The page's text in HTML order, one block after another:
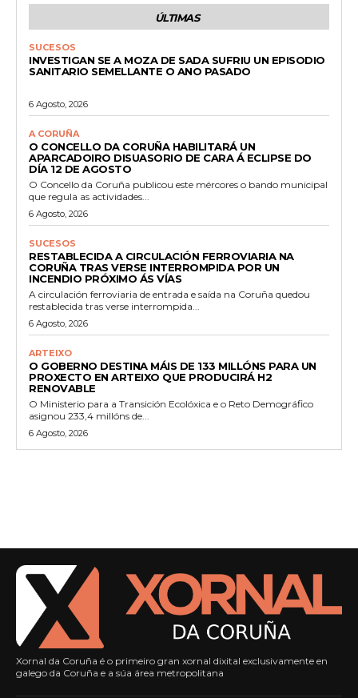
ÚLTIMAS
SUCESOS
INVESTIGAN SE A MOZA DE SADA SUFRIU UN EPISODIO
SANITARIO SEMELLANTE O ANO PASADO
6 Agosto, 2026
A CORUÑA
O CONCELLO DA CORUÑA HABILITARÁ UN
APARCADOIRO DISUASORIO DE CARA Á ECLIPSE DO
DÍA 12 DE AGOSTO
O Concello da Coruña publicou este mércores o bando municipal
que regula as actividades...
6 Agosto, 2026
SUCESOS
RESTABLECIDA A CIRCULACIÓN FERROVIARIA NA
CORUÑA TRAS VERSE INTERROMPIDA POR UN
INCENDIO PRÓXIMO ÁS VÍAS
A circulación ferroviaria de entrada e saída na Coruña quedou
restablecida tras verse interrompida...
6 Agosto, 2026
ARTEIXO
O GOBERNO DESTINA MÁIS DE 133 MILLÓNS PARA UN
PROXECTO EN ARTEIXO QUE PRODUCIRÁ H2
RENOVABLE
O Ministerio para a Transición Ecolóxica e o Reto Demográfico
asignou 233,4 millóns de...
6 Agosto, 2026
Xornal da Coruña é o primeiro gran xornal dixital exclusivamente en
galego da Coruña e a súa área metropolitana